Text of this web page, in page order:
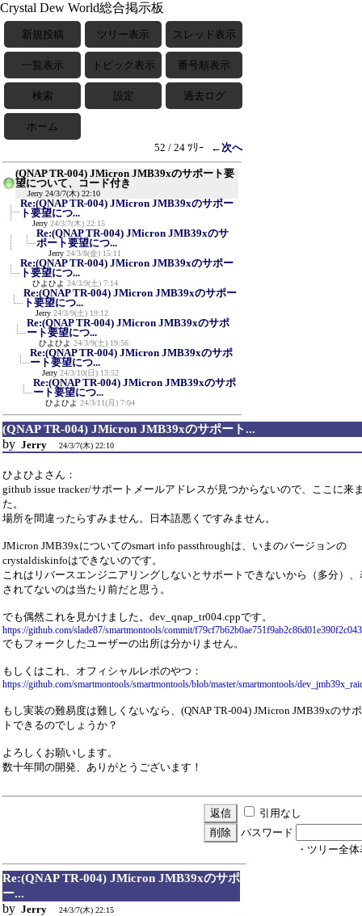
Crystal Dew World総合掲示板
新規投稿 ツリー表示 スレッド表示
一覧表示 トピック表示 番号順表示
検索 設定 過去ログ
ホーム
52 / 24 ﾂﾘｰ
←次へ
(QNAP TR-004) JMicron JMB39xのサポート要
望について、コード付き
Jerry 24/3/7(木) 22:10
Re:(QNAP TR-004) JMicron JMB39xのサポー
ト要望につ...
Jerry 24/3/7(木) 22:15
Re:(QNAP TR-004) JMicron JMB39xのサ
ポート要望につ...
Jerry 24/3/8(金) 15:11
Re:(QNAP TR-004) JMicron JMB39xのサポー
ト要望につ...
ひよひよ 24/3/9(土) 7:14
Re:(QNAP TR-004) JMicron JMB39xのサポー
ト要望につ...
Jerry 24/3/9(土) 19:12
Re:(QNAP TR-004) JMicron JMB39xのサポ
ート要望につ...
ひよひよ 24/3/9(土) 19:56
Re:(QNAP TR-004) JMicron JMB39xのサポ
ート要望につ...
Jerry 24/3/10(日) 13:52
Re:(QNAP TR-004) JMicron JMB39xのサポ
ート要望につ...
ひよひよ 24/3/11(月) 7:04
(QNAP TR-004) JMicron JMB39xのサポート...
by Jerry 24/3/7(木) 22:10
ひよひよさん：
github issue tracker/サポートメールアドレスが見つからないので、ここに来
た。
場所を間違ったらすみません。日本語悪くですみません。
JMicron JMB39xについてのsmart info passthroughは、いまのバージョンの
crystaldiskinfoはできないのです。
これはリバースエンジニアリングしないとサポートできないから（多分）、
されてないのは当たり前だと思う。
でも偶然これを見かけました。dev_qnap_tr004.cppです。
https://github.com/slade87/smartmontools/commit/
でもフォークしたユーザーの出所は分かりません。
もしくはこれ、オフィシャルレポのやつ：
https://github.com/smartmontools/smartmontools/blob/master/smartmontools/
もし実装の難易度は難しくないなら、(QNAP TR-004) JMicron JMB39xのサ
トできるのでしょうか？
よろしくお願いします。
数十年間の開発、ありがとうございます！
引用なし
パスワード
・ツリー全
Re:(QNAP TR-004) JMicron JMB39xのサポ
ー...
by Jerry 24/3/7(木) 22:15